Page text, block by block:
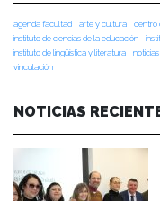
agenda facultad arte y cultura centro
instituto de ciencias de la educación
instituto de lingüística y literatura
vinculación
NOTICIAS